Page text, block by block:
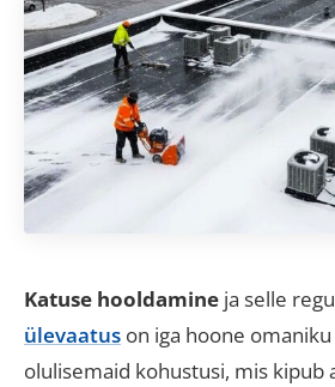
Katuse hooldamine ja selle
ülevaatus on iga hoone
olulisemaid kohustusi, mis kipub